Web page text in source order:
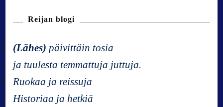
v
i
Reijan blogi
(Lähes) päivittäin tosia
ja tuulesta temmattuja juttuja.
Ruokaa ja reissuja
Historiaa ja hetkiä